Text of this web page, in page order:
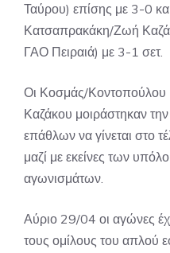
Ταύρου) επίσης με 3-0
Κατσαπρακάκη/Ζωή
ΓΑΟ Πειραιά) με 3-1 σετ.
Οι Κοσμάς/Κοντοπούλου
Καζάκου μοιράστηκαν
επάθλων να γίνεται στο
μαζί με εκείνες των
αγωνισμάτων.
Αύριο 29/04 οι αγώνες
τους ομίλους του απλού